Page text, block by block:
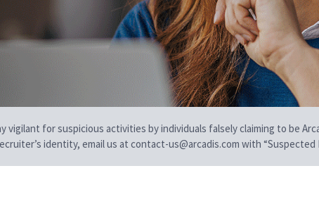
for suspicious activities by individuals falsely claiming to be
identity, email us at contact-us@arcadis.com with “Suspected